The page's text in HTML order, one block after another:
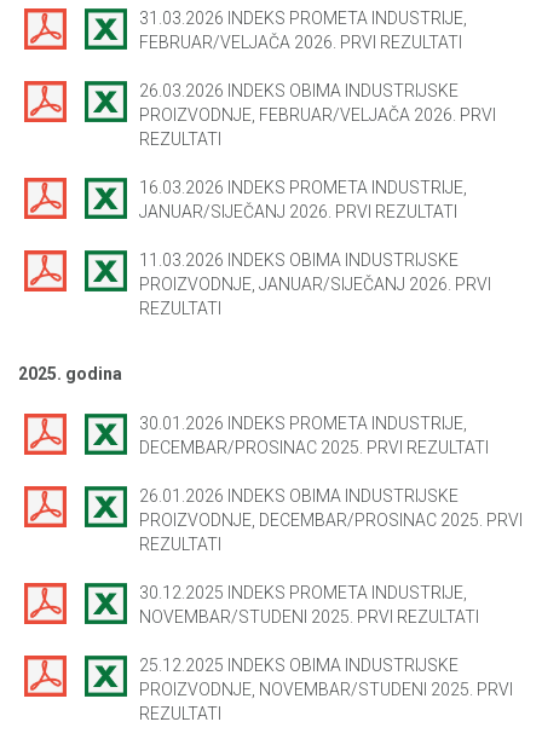
31.03.2026 INDEKS PROMETA INDUSTRIJE,
FEBRUAR/VELJAČA 2026. PRVI REZULTATI
26.03.2026 INDEKS OBIMA INDUSTRIJSKE
PROIZVODNJE, FEBRUAR/VELJAČA 2026. PRVI
REZULTATI
16.03.2026 INDEKS PROMETA INDUSTRIJE,
JANUAR/SIJEČANJ 2026. PRVI REZULTATI
11.03.2026 INDEKS OBIMA INDUSTRIJSKE
PROIZVODNJE, JANUAR/SIJEČANJ 2026. PRVI
REZULTATI
2025. godina
30.01.2026 INDEKS PROMETA INDUSTRIJE,
DECEMBAR/PROSINAC 2025. PRVI REZULTATI
26.01.2026 INDEKS OBIMA INDUSTRIJSKE
PROIZVODNJE, DECEMBAR/PROSINAC 2025. PRVI
REZULTATI
30.12.2025 INDEKS PROMETA INDUSTRIJE,
NOVEMBAR/STUDENI 2025. PRVI REZULTATI
25.12.2025 INDEKS OBIMA INDUSTRIJSKE
PROIZVODNJE, NOVEMBAR/STUDENI 2025. PRVI
REZULTATI